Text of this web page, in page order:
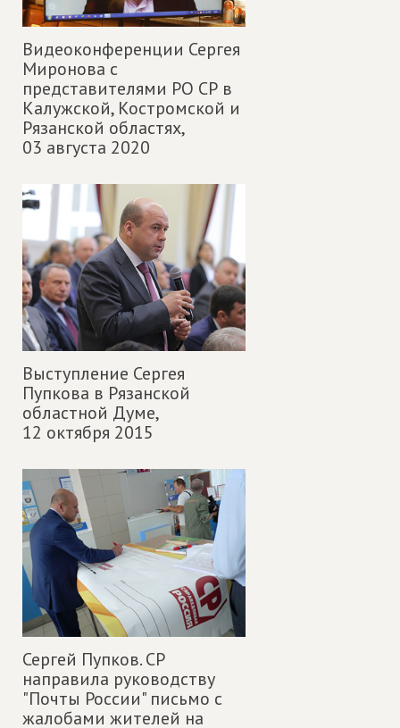
Видеоконференции Сергея
Миронова с
представителями РО СР в
Калужской, Костромской и
Рязанской областях,
03 августа 2020
Выступление Сергея
Пупкова в Рязанской
областной Думе,
12 октября 2015
Сергей Пупков. СР
направила руководству
"Почты России" письмо с
жалобами жителей на